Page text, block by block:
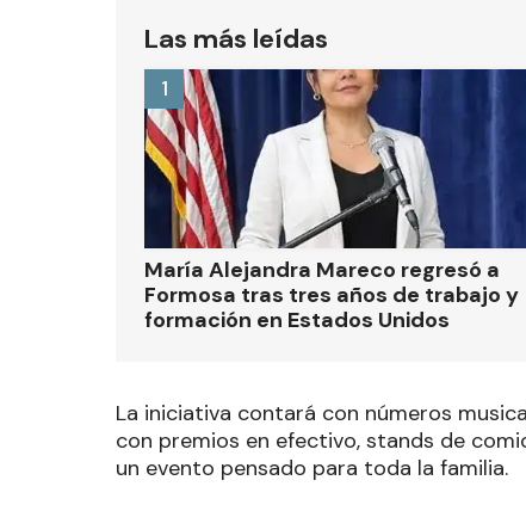
Las más leídas
María Alejandra Mareco regresó a
Formosa tras tres años de trabajo y
formación en Estados Unidos
1
La iniciativa contará con números
con premios en efectivo, stands de
un evento pensado para toda la familia.